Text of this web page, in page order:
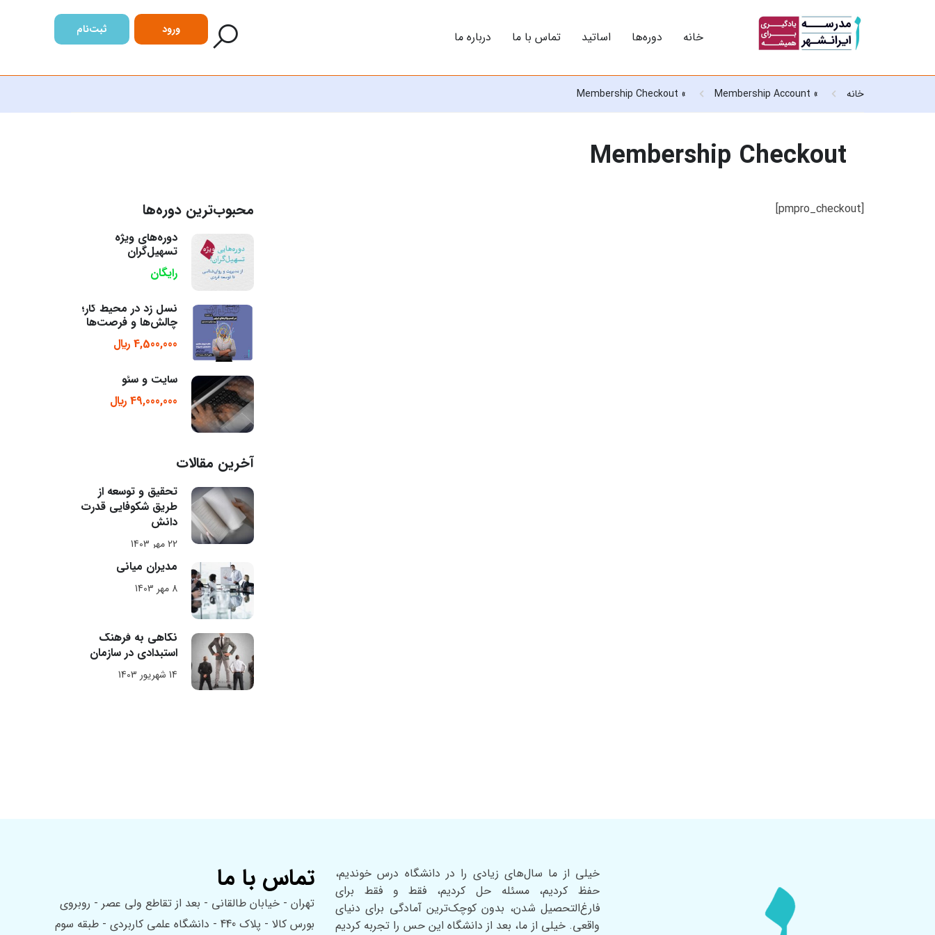
خانه دوره‌ها اساتید تماس با ما درباره ما ورود ثبت‌نام
خانه »
Membership Account
»
Membership Checkout
Membership Checkout
[pmpro_checkout] محبوب‌ترین دوره‌ها
دوره‌های ویژه
تسهیل‌گران
رایگان
نسل زد در محیط کار؛
چالش‌ها و فرصت‌ها
4,500,000 ﷼
سایت و سئو
49,000,000 ﷼
آخرین مقالات
تحقیق و توسعه از
طریق شکوفایی قدرت
دانش
22 مهر 1403
مدیران میانی
8 مهر 1403
نگاهی به فرهنگ
استبدادی در سازمان
14 شهریور 1403
خیلی از ما سال‌های زیادی را در دانشگاه درس خوندیم،
حفظ کردیم، مسئله حل کردیم، فقط و فقط برای
فارغ‌التحصیل شدن، بدون کوچک‌ترین آمادگی برای دنیای
واقعی. خیلی از ما، بعد از دانشگاه این حس را تجربه کردیم
تماس با ما
تهران - خیابان طالقانی - بعد از تقاطع ولی عصر - روبروی
بورس کالا - پلاک 440 - دانشگاه علمی کاربردی - طبقه سوم